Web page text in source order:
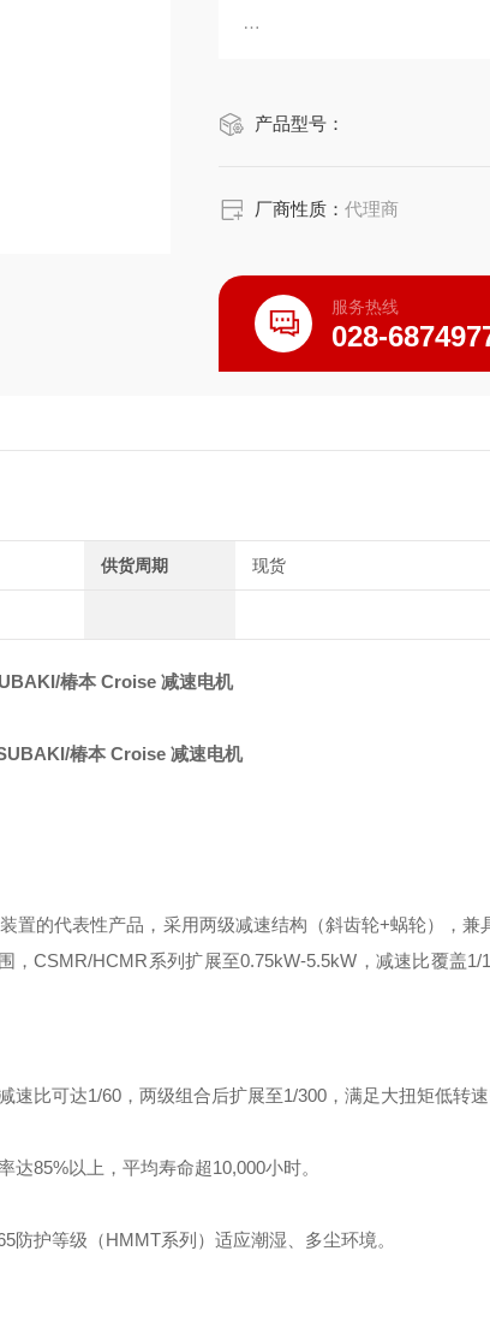
・直交轴・高减速比，有助于
・同其他的齿轮构造相比，背
产品型号：
厂商性质：代理商
服务热线
028-
供货周期 现货
椿本 Croise 减速电机
置的代表性产品，采用两级减速结构（斜齿轮+蜗轮），兼
CSMR/HCMR系列扩展至0.75kW-5.5kW，减速比覆盖1/
速比可达1/60，两级组合后扩展至1/300，满足大扭矩低转速
达85%以上，平均寿命超10,000小时。
防护等级（HMMT系列）适应潮湿、多尘环境。